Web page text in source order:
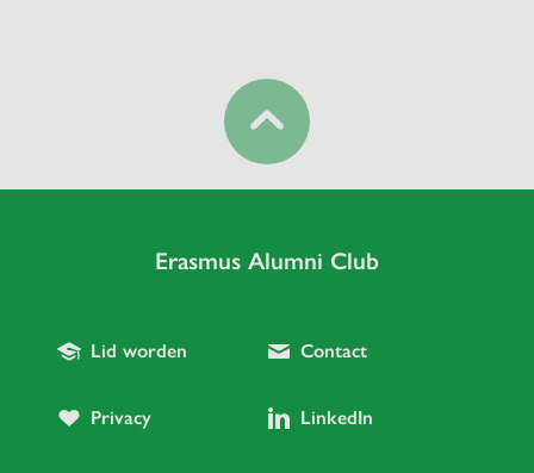
Erasmus Alumni Club
Lid worden Contact
Privacy LinkedIn